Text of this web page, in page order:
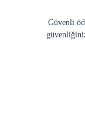
Güvenli